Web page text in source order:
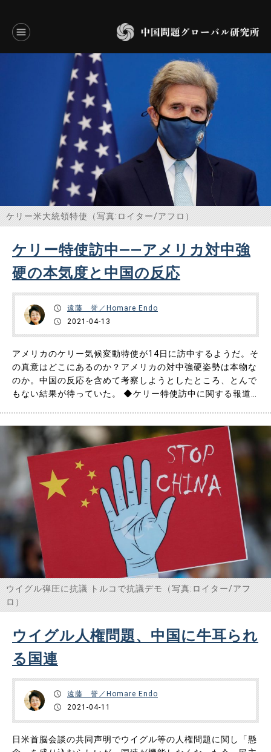
言語別アーカイブ
トップページ
研究員
設立趣意書
お問い合わせ
ケリー米大統領特使（写真:ロイター/アフロ）
ケリー特使訪中――アメリカ対中強
硬の本気度と中国の反応
遠藤 誉／Homare Endo
2021-04-13
アメリカのケリー気候変動特使が14日に訪中するようだ。そ
の真意はどこにあるのか？アメリカの対中強硬姿勢は本物な
のか。中国の反応を含めて考察しようとしたところ、とんで
もない結果が待っていた。 ◆ケリー特使訪中に関する報道 4
問地は上海で、解振華・中国気候変動事務局特別代表と会談
するとのこ……
ウイグル弾圧に抗議 トルコで抗議デモ（写真:ロイター/アフ
ロ）
ウイグル人権問題、中国に牛耳られ
る国連
遠藤 誉／Homare Endo
2021-04-11
日米首脳会談の共同声明でウイグル等の人権問題に関し「懸